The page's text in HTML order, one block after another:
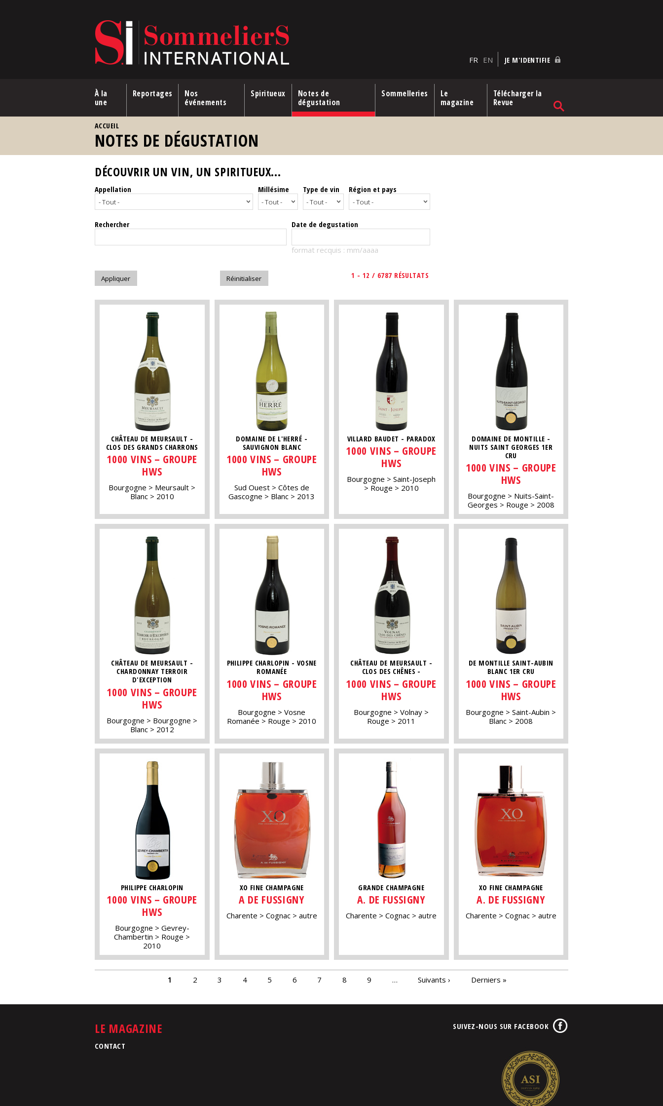
FR EN JE M'IDENTIFIE
À la
une
Reportages
Nos
événements
Spiritueux
Notes de
dégustation
Sommelleries
Le
magazine
Télécharger la
Revue
ACCUEIL
NOTES DE DÉGUSTATION
DÉCOUVRIR UN VIN, UN SPIRITUEUX...
Appellation Millésime Type de vin Région et pays
Rechercher Date de degustation
format recquis : mm/aaaa
1 - 12 / 6787 RÉSULTATS
CHÂTEAU DE MEURSAULT -
CLOS DES GRANDS CHARRONS
1000 VINS – GROUPE
HWS
Bourgogne
Meursault
Blanc
2010
DOMAINE DE L'HERRÉ -
SAUVIGNON BLANC
1000 VINS – GROUPE
HWS
Sud Ouest
Côtes de
Gascogne
Blanc 2013
VILLARD BAUDET - PARADOX
1000 VINS – GROUPE
HWS
Bourgogne
Saint-Joseph
Rouge
2010
DOMAINE DE MONTILLE -
NUITS SAINT GEORGES 1ER
CRU
1000 VINS – GROUPE
HWS
Bourgogne
Nuits-Saint-
Georges
Rouge 2008
CHÂTEAU DE MEURSAULT -
CHARDONNAY TERROIR
D'EXCEPTION
1000 VINS – GROUPE
HWS
Bourgogne
Bourgogne
Blanc
2012
PHILIPPE CHARLOPIN - VOSNE
ROMANÉE
1000 VINS – GROUPE
HWS
Bourgogne
Vosne
Romanée
Rouge 2010
CHÂTEAU DE MEURSAULT -
CLOS DES CHÊNES -
1000 VINS – GROUPE
HWS
Bourgogne
Volnay
Rouge
2011
DE MONTILLE SAINT-AUBIN
BLANC 1ER CRU
1000 VINS – GROUPE
HWS
Bourgogne
Saint-Aubin
Blanc
2008
PHILIPPE CHARLOPIN
1000 VINS – GROUPE
HWS
Bourgogne
Gevrey-
Chambertin
Rouge
2010
XO FINE CHAMPAGNE
A DE FUSSIGNY
Charente Cognac autre
GRANDE CHAMPAGNE
A. DE FUSSIGNY
Charente Cognac autre
XO FINE CHAMPAGNE
A. DE FUSSIGNY
Charente Cognac autre
1 2 3 4 5 6 7 8 9 … Suivants › Derniers »
LE MAGAZINE
CONTACT
SUIVEZ-NOUS SUR FACEBOOK